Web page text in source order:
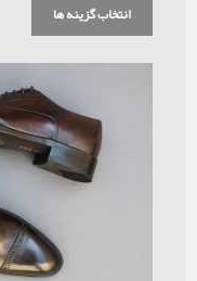
انتخاب گزینه ها